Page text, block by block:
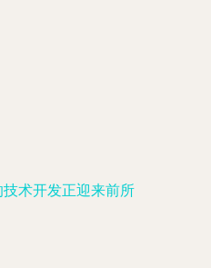
术开发正迎来前所